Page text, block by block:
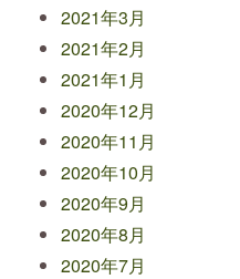
2021年3月
2021年2月
2021年1月
2020年12月
2020年11月
2020年10月
2020年9月
2020年8月
2020年7月